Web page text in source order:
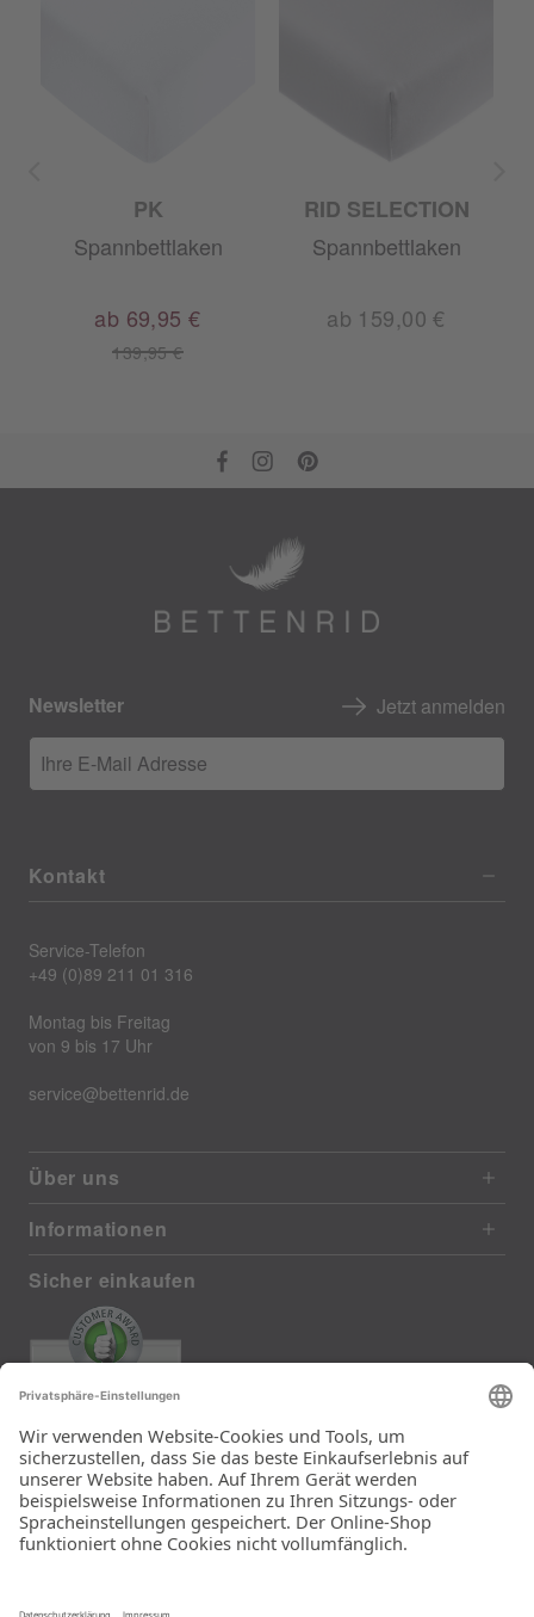
PK
Spannbettlaken
139,95 €
ab 69,95 €
RID SELECTION
Spannbettlaken
ab 159,00 €
Newsletter Jetzt anmelden
Ihre E-Mail Adresse
Kontakt
Service-Telefon
+49 (0)89 211 01 316
Montag bis Freitag
von 9 bis 17 Uhr
service@bettenrid.de
Über uns
Informationen
Sicher einkaufen
385 reviews from real customers
(last 12 months)
Total: 11283
Die Auswahl und die
Einfachheit der
Bestellung.